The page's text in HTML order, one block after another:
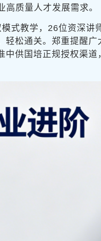
质量人才发展需求。
式教学，26位资深讲
轻松通关。郑重提醒广
中供国培正规授权渠道